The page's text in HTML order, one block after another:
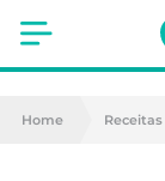
Saúde
Home Receitas